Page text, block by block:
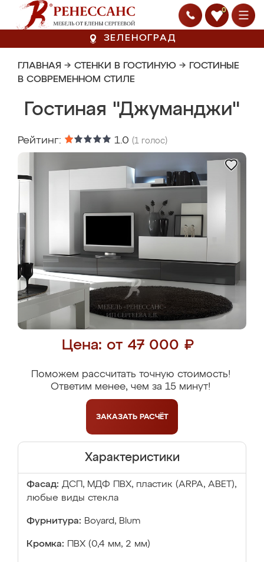
0
ЗЕЛЕНОГРАД
ГЛАВНАЯ → СТЕНКИ В ГОСТИНУЮ → ГОСТИНЫЕ
В СОВРЕМЕННОМ СТИЛЕ
Гостиная "Джуманджи"
Рейтинг: 1.0 (1 голос)
Цена: от 47 000 ₽
Поможем рассчитать точную стоимость!
Ответим менее, чем за 15 минут!
ЗАКАЗАТЬ РАСЧЁТ
Характеристики
Фасад: ДСП, МДФ ПВХ, пластик (ARPA, ABET),
любые виды стекла
Фурнитура: Boyard, Blum
Кромка: ПВХ (0,4 мм, 2 мм)